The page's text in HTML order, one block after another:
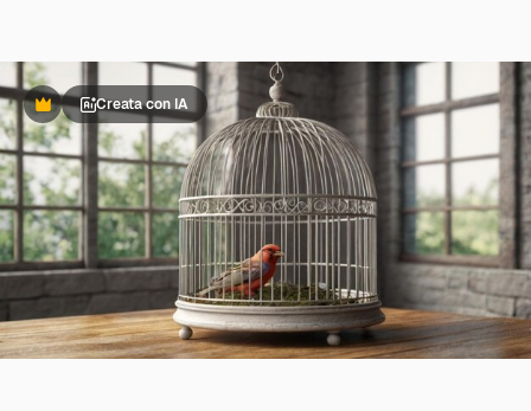
PremiumCreata con IA